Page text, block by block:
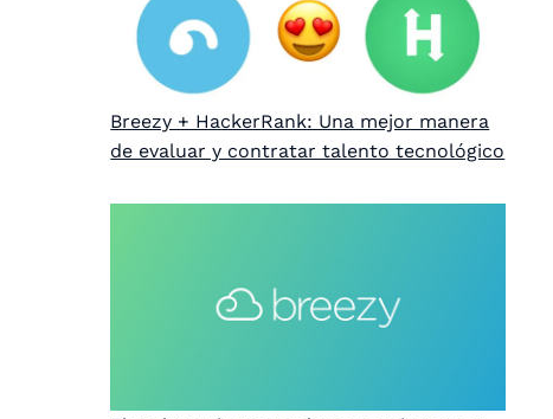
Breezy + HackerRank: Una mejor manera
de evaluar y contratar talento tecnológico